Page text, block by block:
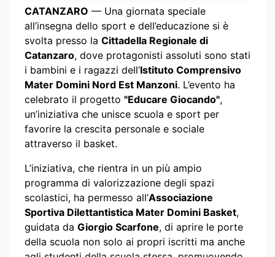
CATANZARO — Una giornata speciale
all’insegna dello sport e dell’educazione si è
svolta presso la Cittadella Regionale di
Catanzaro, dove protagonisti assoluti sono stati
i bambini e i ragazzi dell’Istituto Comprensivo
Mater Domini Nord Est Manzoni. L’evento ha
celebrato il progetto "Educare Giocando",
un’iniziativa che unisce scuola e sport per
favorire la crescita personale e sociale
attraverso il basket.
L’iniziativa, che rientra in un più ampio
programma di valorizzazione degli spazi
scolastici, ha permesso all’Associazione
Sportiva Dilettantistica Mater Domini Basket,
guidata da Giorgio Scarfone, di aprire le porte
della scuola non solo ai propri iscritti ma anche